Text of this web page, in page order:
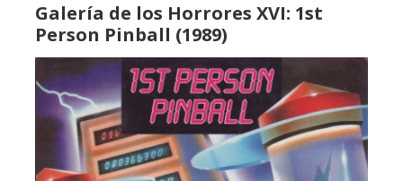
Galería de los Horrores XVI: 1st
Person Pinball (1989)